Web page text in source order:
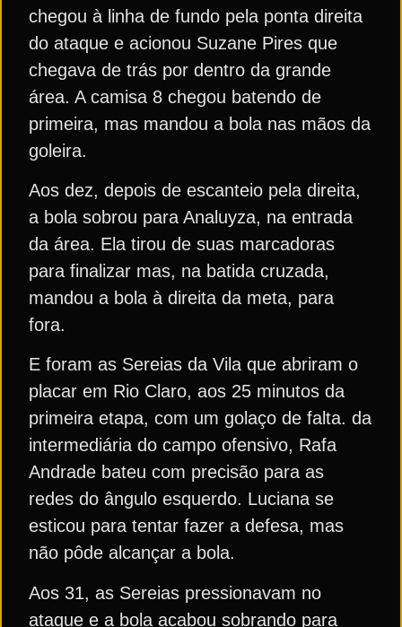
chegou à linha de fundo pela ponta direita
do ataque e acionou Suzane Pires que
chegava de trás por dentro da grande
área. A camisa 8 chegou batendo de
primeira, mas mandou a bola nas mãos da
goleira.
Aos dez, depois de escanteio pela direita,
a bola sobrou para Analuyza, na entrada
da área. Ela tirou de suas marcadoras
para finalizar mas, na batida cruzada,
mandou a bola à direita da meta, para
fora.
E foram as Sereias da Vila que abriram o
placar em Rio Claro, aos 25 minutos da
primeira etapa, com um golaço de falta. da
intermediária do campo ofensivo, Rafa
Andrade bateu com precisão para as
redes do ângulo esquerdo. Luciana se
esticou para tentar fazer a defesa, mas
não pôde alcançar a bola.
Aos 31, as Sereias pressionavam no
ataque e a bola acabou sobrando para